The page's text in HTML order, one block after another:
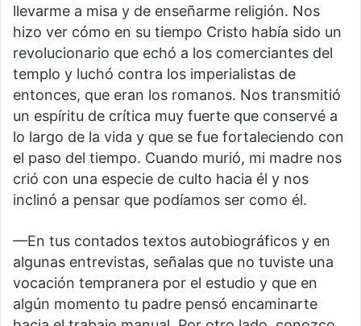
llevarme a misa y de enseñarme religión. Nos
hizo ver cómo en su tiempo Cristo había sido un
revolucionario que echó a los comerciantes del
templo y luchó contra los imperialistas de
entonces, que eran los romanos. Nos transmitió
un espíritu de crítica muy fuerte que conservé a
lo largo de la vida y que se fue fortaleciendo con
el paso del tiempo. Cuando murió, mi madre nos
crió con una especie de culto hacia él y nos
inclinó a pensar que podíamos ser como él.
—En tus contados textos autobiográficos y en
algunas entrevistas, señalas que no tuviste una
vocación tempranera por el estudio y que en
algún momento tu padre pensó encaminarte